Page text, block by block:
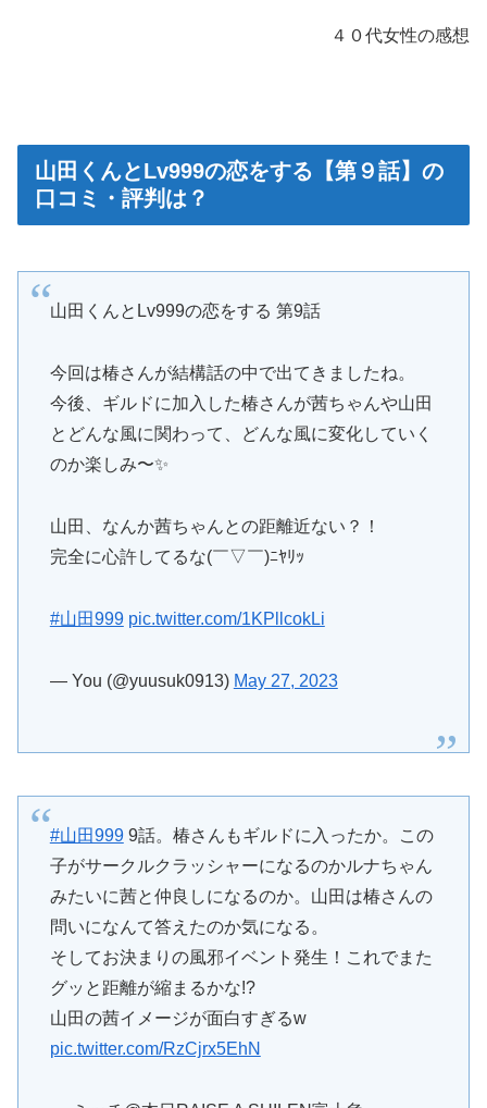
４０代女性の感想
山田くんとLv999の恋をする【第９話】の
口コミ・評判は？
山田くんとLv999の恋をする 第9話
今回は椿さんが結構話の中で出てきましたね。
今後、ギルドに加入した椿さんが茜ちゃんや山田
とどんな風に関わって、どんな風に変化していく
のか楽しみ〜✨
山田、なんか茜ちゃんとの距離近ない？！
完全に心許してるな(￣▽￣)ﾆﾔﾘｯ
#山田999 pic.twitter.com/1KPllcokLi
— You (@yuusuk0913) May 27, 2023
#山田999
子がサークルクラッシャーになるのかルナちゃん
みたいに茜と仲良しになるのか。山田は椿さんの
問いになんて答えたのか気になる。
そしてお決まりの風邪イベント発生！これでまた
グッと距離が縮まるかな!?
山田の茜イメージが面白すぎるw
pic.twitter.com/RzCjrx5EhN